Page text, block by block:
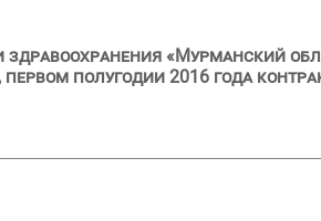
«Мурманский
полугодии 2016 года